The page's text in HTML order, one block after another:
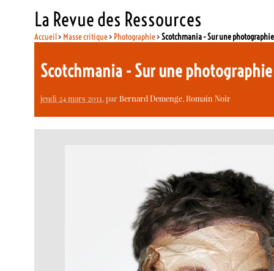
La Revue des Ressources
Accueil> Masse critique> Photographie>Scotchmania - Sur une
Scotchmania - Sur une
jeudi 24 mars 2011, parBernard Demenge,Romain Noir